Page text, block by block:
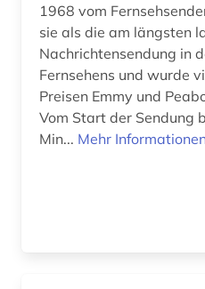
desktop publishing (1)
desktop-publishing (1)
deutsch (1)
1968 vom
sie als die am längsten
Nachrichtensendung in
Fernsehens und wurde
Preisen Emmy und
Vom Start der Sendung
Min... Mehr